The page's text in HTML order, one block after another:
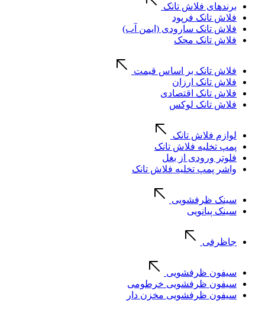
برندهای فلاش تانک
فلاش تانک فرپود
فلاش تانک سارودی (ایمن آب)
فلاش تانک محک
فلاش تانک بر اساس قیمت
فلاش تانک ارزان
فلاش تانک اقتصادی
فلاش تانک لوکس
لوازم فلاش تانک
پمپ تخلیه فلاش تانک
فلوتر ورودی از بغل
واشر پمپ تخلیه فلاش تانک
سینک ظرفشویی
سینک پیانویی
جاظرفی
سیفون ظرفشویی
سیفون ظرفشویی خرطومی
سیفون ظرفشویی مخزن دار